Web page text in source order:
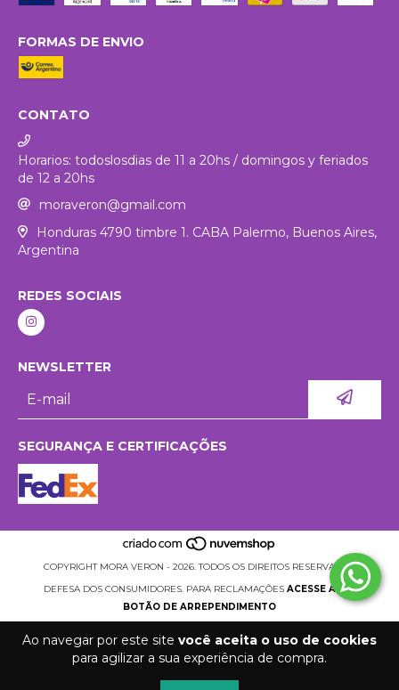
Ao navegar por este site você aceita o uso de cookies
para agilizar a sua experiência de compra.
FORMAS DE ENVIO
CONTATO
Horarios: todoslosdias de 11 a 20hs / domingos y feriados
de 12 a 20hs
moraveron@gmail.com
Honduras 4790 timbre 1. CABA Palermo, Buenos Aires,
Argentina
REDES SOCIAIS
NEWSLETTER
SEGURANÇA E CERTIFICAÇÕES
COPYRIGHT MORA VERON - 2026. TODOS OS DIREITOS RESERVADOS.
DEFESA DOS CONSUMIDORES. PARA RECLAMAÇÕES ACESSE AQUI.
BOTÃO DE ARREPENDIMENTO